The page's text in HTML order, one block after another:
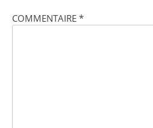
COMMENTAIRE *